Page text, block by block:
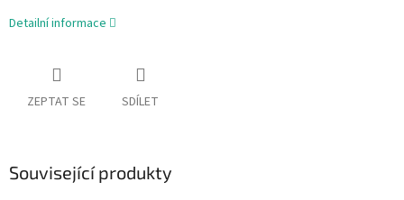
Detailní informace
ZEPTAT SE SDÍLET
Související produkty